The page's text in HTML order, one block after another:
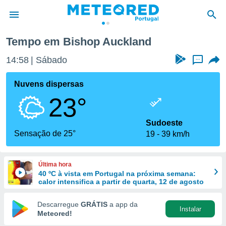
da
foi
fornecidas
a este
das
e
forma
digital
Tempo em Bishop Auckland
14:58 Sábado ...
Nuvens dispersas
23°
Sensação de 25°
Sudoeste
19
39 km/h
Última hora
40 ºC à vista em Portugal na próxima semana:
calor intensifica a partir de quarta, 12 de agosto
Descarregue GRÁTIS a app da
Meteored!
Instalar